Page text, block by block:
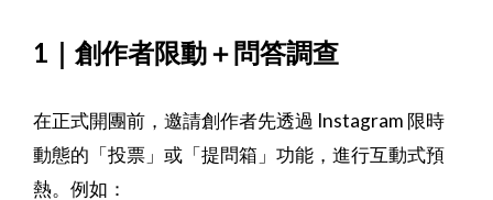
1｜創作者限動＋問答調查
在正式開團前，邀請創作者先透過 Instagram 限時
動態的「投票」或「提問箱」功能，進行互動式預
熱。例如：